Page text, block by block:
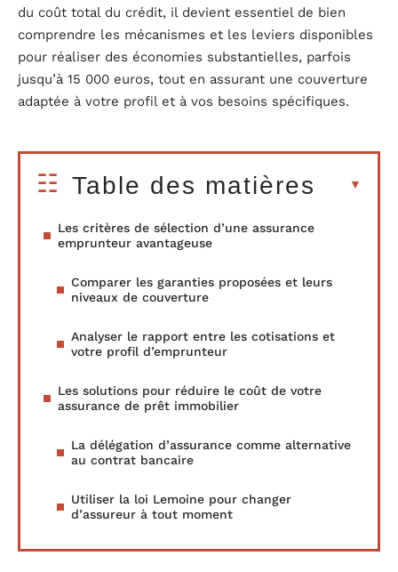
du coût total du crédit, il devient essentiel de bien
comprendre les mécanismes et les leviers disponibles
pour réaliser des économies substantielles, parfois
jusqu’à 15 000 euros, tout en assurant une couverture
adaptée à votre profil et à vos besoins spécifiques.
Table des matières
Les critères de sélection d’une assurance
emprunteur avantageuse
Comparer les garanties proposées et leurs
niveaux de couverture
Analyser le rapport entre les cotisations et
votre profil d’emprunteur
Les solutions pour réduire le coût de votre
assurance de prêt immobilier
La délégation d’assurance comme alternative
au contrat bancaire
Utiliser la loi Lemoine pour changer
d’assureur à tout moment